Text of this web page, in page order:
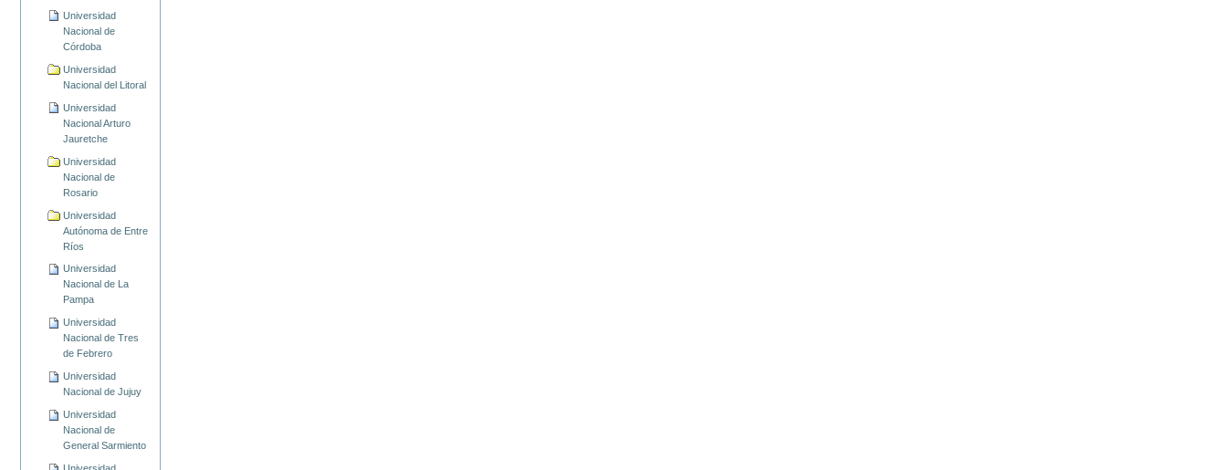
Universidad
Nacional de
Córdoba
Universidad
Nacional del Litoral
Universidad
Nacional Arturo
Jauretche
Universidad
Nacional de
Rosario
Universidad
Autónoma de Entre
Ríos
Universidad
Nacional de La
Pampa
Universidad
Nacional de Tres
de Febrero
Universidad
Nacional de Jujuy
Universidad
Nacional de
General Sarmiento